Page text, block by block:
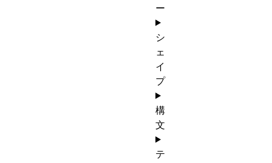
ー
シ
ェ
イ
プ
構
文
テ